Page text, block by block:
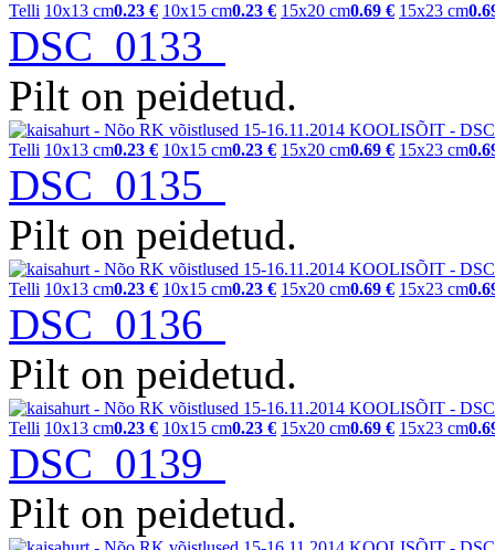
Telli 10x13 cm0.23 € 10x15 cm0.23 € 15x20 cm0.69 € 15x23 cm
DSC_0133
Pilt on peidetud.
Telli 10x13 cm0.23 € 10x15 cm0.23 € 15x20 cm0.69 € 15x23 cm
DSC_0135
Pilt on peidetud.
Telli 10x13 cm0.23 € 10x15 cm0.23 € 15x20 cm0.69 € 15x23 cm
DSC_0136
Pilt on peidetud.
Telli 10x13 cm0.23 € 10x15 cm0.23 € 15x20 cm0.69 € 15x23 cm
DSC_0139
Pilt on peidetud.